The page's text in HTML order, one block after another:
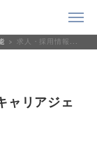
求人・採用情報の検索エンジン「キャリアジェット（CareerJet）」媒体資料
ャリアジェ